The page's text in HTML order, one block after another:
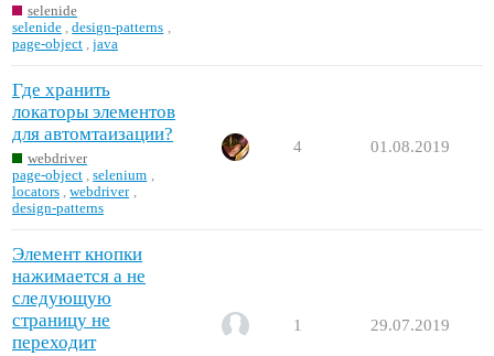
selenide
selenide ,design-patterns
page-object ,java
Где хранить
локаторы элементов
для автомтаизации?
webdriver
page-object ,selenium
locators ,webdriver
design-patterns
4 01.08.2019
Элемент кнопки
нажимается а не
следующую
страницу не
переходит
1 29.07.2019